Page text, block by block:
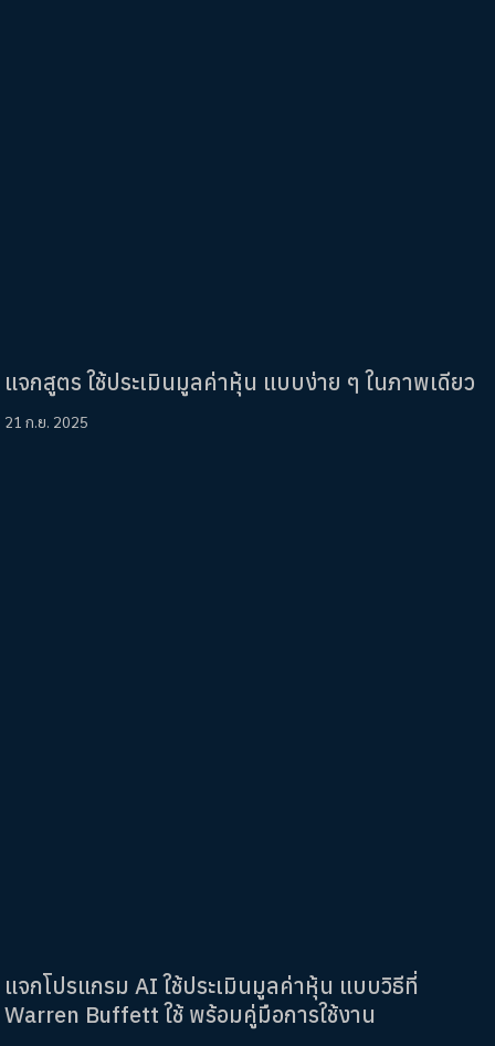
แจกสูตร ใช้ประเมินมูลค่าหุ้น แบบง่าย ๆ ในภาพเดียว
21 ก.ย. 2025
แจกโปรแกรม AI ใช้ประเมินมูลค่าหุ้น แบบวิธีที่
Warren Buffett ใช้ พร้อมคู่มือการใช้งาน